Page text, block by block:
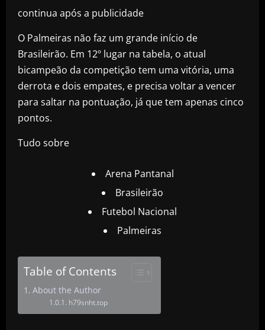
continua após a publicidade
O Palmeiras não faz um grande início de
Brasileirão. Em 12º lugar na tabela, o atual
bicampeão da competição tem uma vitória, uma
derrota e dois empates, e precisa voltar a vencer
para saltar na pontuação, já que tem apenas cinco
pontos.
Tudo sobre
Arena Pantanal
Brasileirão
Futebol Nacional
Palmeiras
Table of Contents
About the Author
h79snht.top